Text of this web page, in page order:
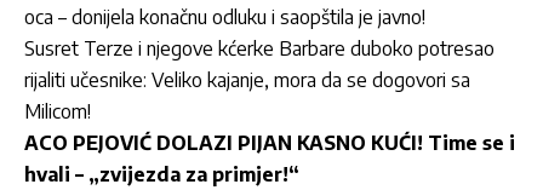
oca – donijela konačnu odluku i saopštila je javno!
Susret Terze i njegove kćerke Barbare duboko potresao
rijaliti učesnike: Veliko kajanje, mora da se dogovori sa
Milicom!
ACO PEJOVIĆ DOLAZI PIJAN KASNO KUĆI! Time se i
hvali – „zvijezda za primjer!“